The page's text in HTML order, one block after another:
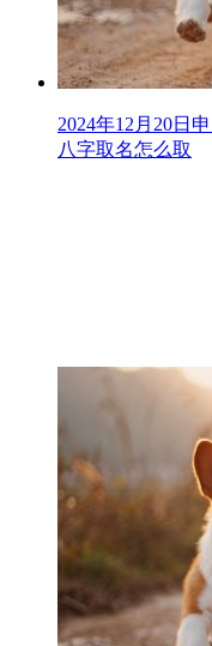
2024年12月20日
八字取名怎么取